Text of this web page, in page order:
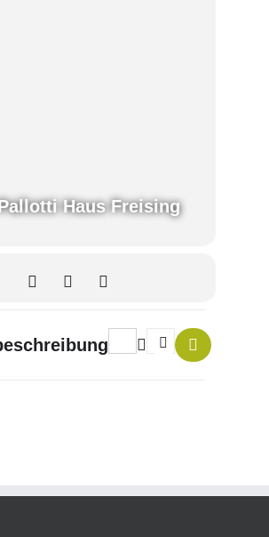
Haus Freising
Address - Quintessenz -
Destination Address